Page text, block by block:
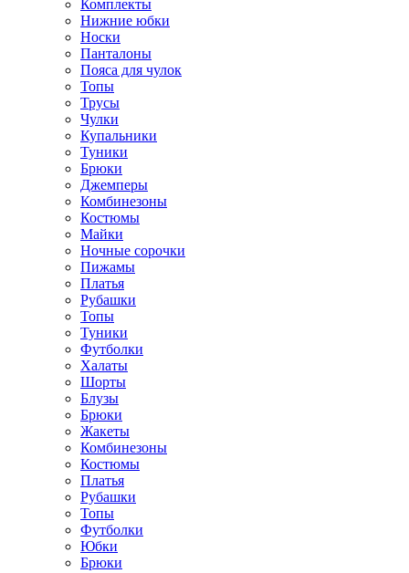
Комплекты
Нижние юбки
Носки
Панталоны
Поясa для чулок
Топы
Трусы
Чулки
Купальники
Туники
Брюки
Джемперы
Комбинезоны
Костюмы
Майки
Ночные сорочки
Пижамы
Платья
Рубашки
Топы
Туники
Футболки
Халаты
Шорты
Блузы
Брюки
Жакеты
Комбинезоны
Костюмы
Платья
Рубашки
Топы
Футболки
Юбки
Брюки